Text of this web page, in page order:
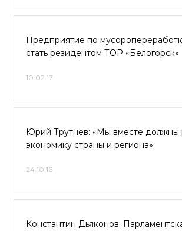
Предприятие по
стать резидентом ТОР «Белогорск»
10.02.17
Юрий Трутнев: «Мы вместе должны
экономику страны и региона»
24.10.16
Константин Дьяконов: